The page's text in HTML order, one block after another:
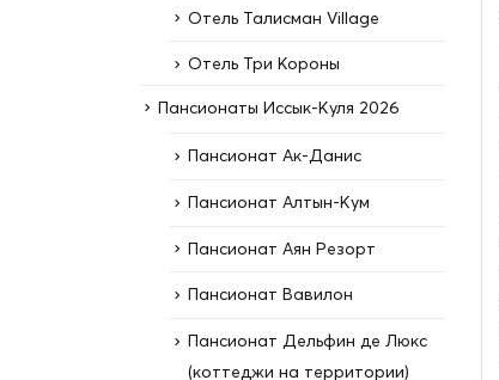
Отель Талисман Village
Отель Три Короны
Пансионаты Иссык-Куля 2026
Пансионат Ак-Данис
Пансионат Алтын-Кум
Пансионат Аян Резорт
Пансионат Вавилон
Пансионат Дельфин де Люкс
(коттеджи на территории)